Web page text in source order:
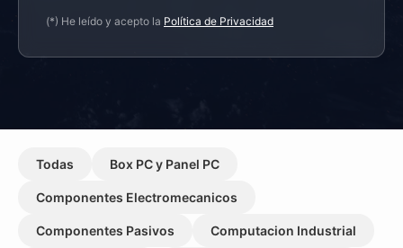
(*) He leído y acepto la Política de Privacidad
Todas Box PC y Panel PC
Componentes Electromecanicos
Componentes Pasivos Computacion Industrial